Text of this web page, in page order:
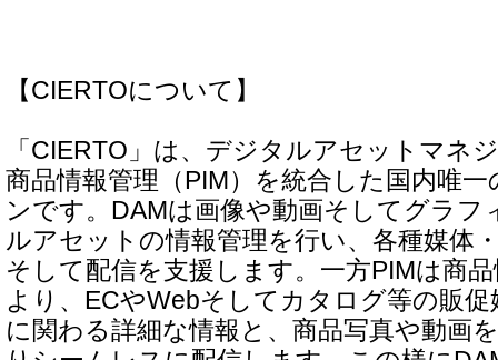
【CIERTOについて】
「CIERTO」は、デジタルアセットマネ
商品情報管理（PIM）を統合した国内唯
ンです。DAMは画像や動画そしてグラフ
ルアセットの情報管理を行い、各種媒体
そして配信を支援します。一方PIMは商
より、ECやWebそしてカタログ等の販
に関わる詳細な情報と、商品写真や動画